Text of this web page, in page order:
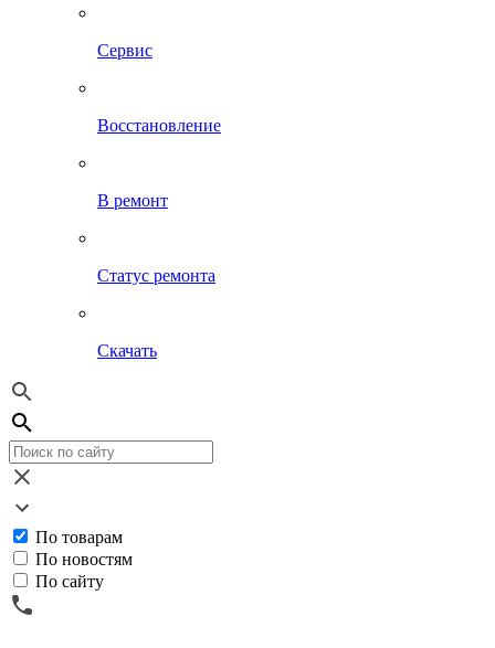
Сервис
Восстановление
В ремонт
Статус ремонта
Скачать
По товарам
По новостям
По сайту